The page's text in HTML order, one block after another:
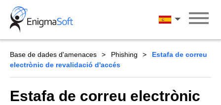
Skip
content
Català
Base de dades d'amenaces Phishing
Estafa de correu
electrònic de revalidació d'accés
Estafa de correu electrònic